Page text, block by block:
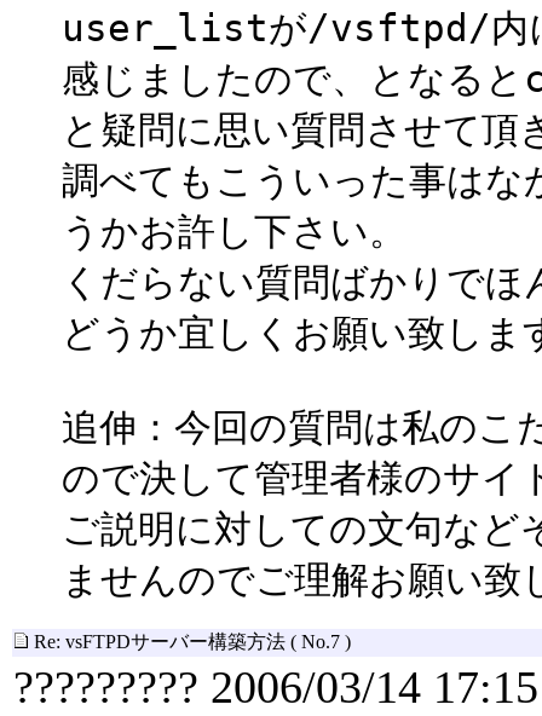
user_listが/vsftpd/内に
感じましたので、となる
と疑問に思い質問させて頂
調べてもこういった事は
うかお許し下さい。
くだらない質問ばかりで
どうか宜しくお願い致しま
追伸：今回の質問は私のこ
ので決して管理者様のサイ
ご説明に対しての文句な
ませんのでご理解お願い
Re: vsFTPDサーバー構築方法 ( No.7 )
????????? 2006/03/14 17:15